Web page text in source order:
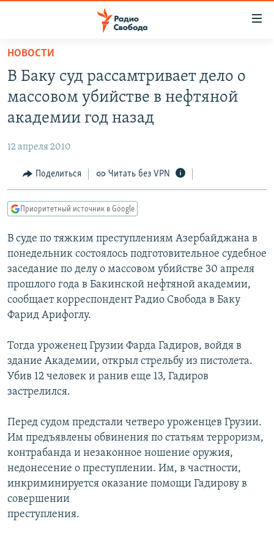
упрощенного
доступа
основному
Вернутся
Вернутся
поиску
ПОДКАСТЫ
АВТОРСКИЕ ПРОЕКТЫ
МНЕНИЯ
КУЛЬТУРА
КАВКАЗ.РЕАЛИИ
СЕВЕР.РЕАЛИИ
СИБИРЬ.РЕАЛИИ
РАСПИСАНИЕ ВЕЩАНИЯ
ПОДПИШИТЕСЬ НА РАССЫЛКУ
СОЦИАЛЬНЫЕ СЕТИ
Все сайты РСЕ/РС
НОВОСТИ
В Баку суд рассамтривает дело о
массовом убийстве в нефтяной
академии год назад
12 апреля 2010
Поделиться Читать без VPN
Приоритетный источник в Google
В суде по тяжким преступлениям Азербайджана в
понедельник состоялось подготовительное судебное
заседание по делу о массовом убийстве 30 апреля
прошлого года в Бакинской нефтяной академии,
сообщает корреспондент Радио Свобода в Баку
Фарид Арифоглу.
Тогда уроженец Грузии Фарда Гадиров, войдя в
здание Академии, открыл стрельбу из пистолета.
Убив 12 человек и ранив еще 13, Гадиров
застрелился.
Перед судом предстали четверо уроженцев Грузии.
Им предъявлены обвинения по статьям терроризм,
контрабанда и незаконное ношение оружия,
недонесение о преступлении. Им, в частности,
инкриминируется оказание помощи Гадирову в
совершении
преступления.